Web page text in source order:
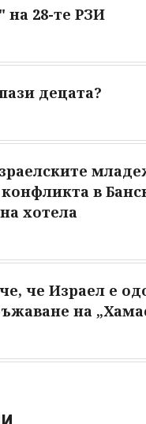
на 28-те РЗИ
децата?
в
хотела
че Израел е
на